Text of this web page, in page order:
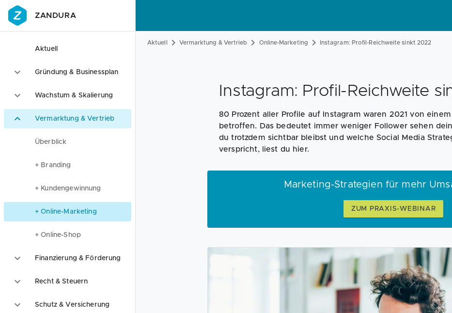
ZANDURA
Aktuell
Gründung & Businessplan
Wachstum & Skalierung
Vermarktung & Vertrieb
Überblick
+ Branding
+ Kundengewinnung
+ Online-Marketing
+ Online-Shop
Finanzierung & Förderung
Recht & Steuern
Schutz & Versicherung
Aktuell Vermarktung & Vertrieb Online-Marketing Instagram: Profil-Reichweite sinkt 2022
Instagram: Profil-Reichweite
80 Prozent aller Profile auf Instagram waren 2021 von
betroffen. Das bedeutet immer weniger Follower sehen
du trotzdem sichtbar bleibst und welche Social Media
verspricht, liest du hier.
Marketing-Strategien für mehr
ZUM PRAXIS-WEBINAR